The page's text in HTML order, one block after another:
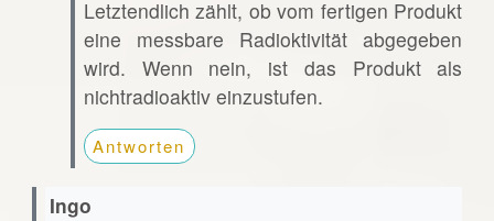
Letztendlich zählt, ob vom fertigen Produkt
eine messbare Radioktivität abgegeben
wird. Wenn nein, ist das Produkt als
nichtradioaktiv einzustufen.
Antworten
Ingo